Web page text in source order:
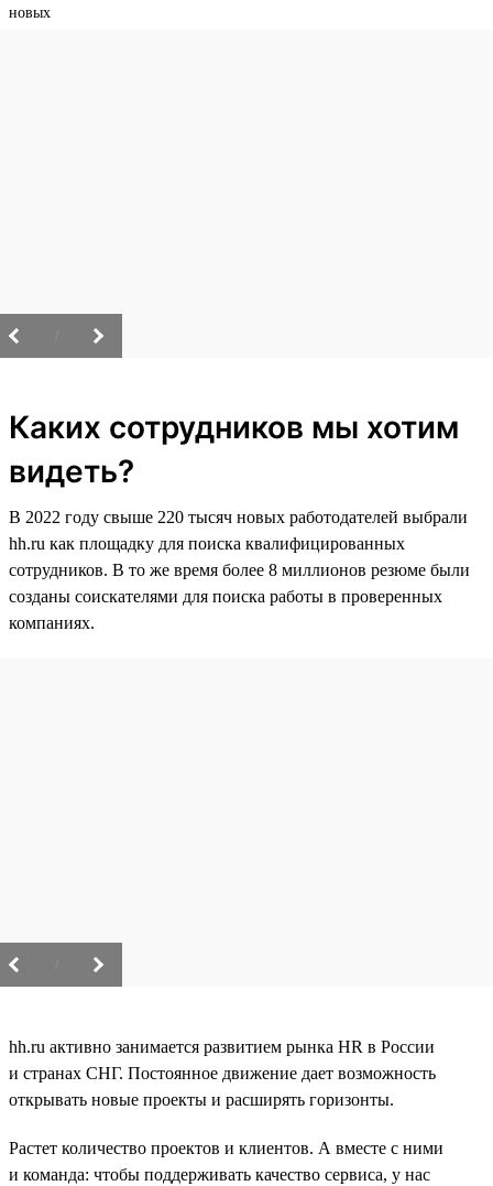
Каких сотрудников мы хотим
видеть?
В 2022 году свыше 220 тысяч новых работодателей выбрали
hh.ru как площадку для поиска квалифицированных
сотрудников. В то же время более 8 миллионов резюме были
созданы соискателями для поиска работы в проверенных
компаниях.
hh.ru активно занимается развитием рынка HR в России
и странах СНГ. Постоянное движение дает возможность
открывать новые проекты и расширять горизонты.
Растет количество проектов и клиентов. А вместе с ними
и команда: чтобы поддерживать качество сервиса, у нас